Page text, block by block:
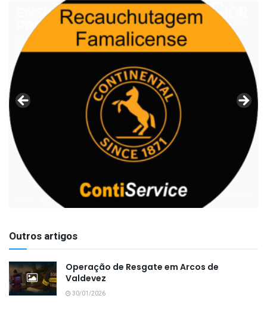
Outros artigos
Operação de Resgate em Arcos de
Valdevez
30/01/2026